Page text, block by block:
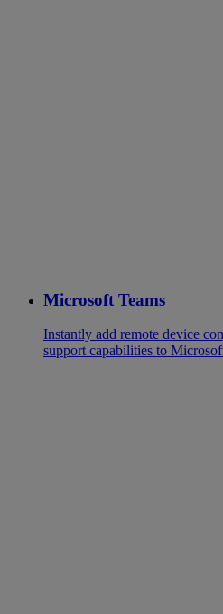
Microsoft Teams
Instantly add remote device
support capabilities to